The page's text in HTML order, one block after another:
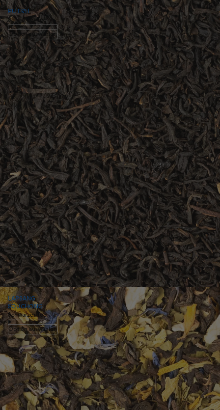
PU ERH
Schwarzer Tee
Option auswählen
LAPSANG
SOUCHONG
Schwarzer Tee
Option auswählen